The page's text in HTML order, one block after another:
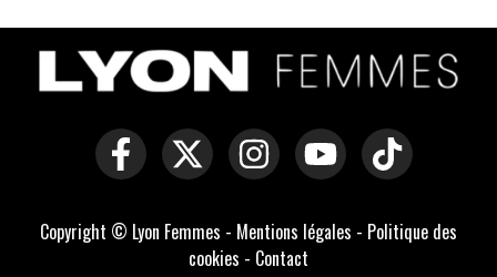
Copyright © Lyon Femmes - Mentions légales - Politique des
cookies - Contact